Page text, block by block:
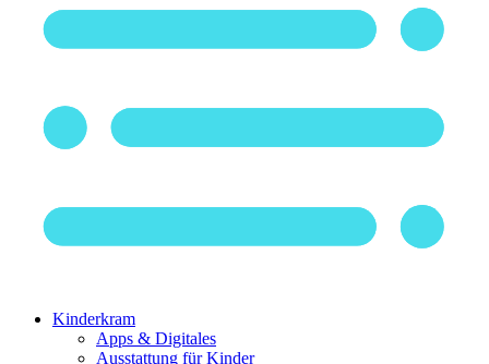
Kinderkram
Apps & Digitales
Ausstattung für Kinder